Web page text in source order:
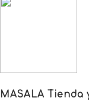
MASALA